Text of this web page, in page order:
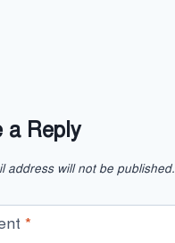
a Reply
address will not be published.
*